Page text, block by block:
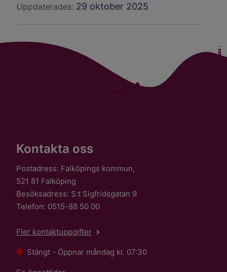
Uppdaterades: 29 oktober 2025
Kontakta oss
Postadress: Falköpings kommun,
521 81 Falköping
Besöksadress: S:t Sigfridsgatan 9
Telefon: 0515-88 50 00
Fler kontaktuppgifter
Stängt - Öppnar måndag kl. 07:30